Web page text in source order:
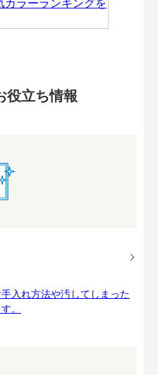
役立ち情報
入れ方法や汚してしまった
。